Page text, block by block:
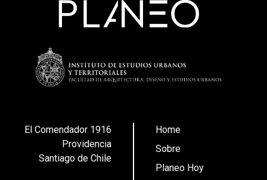
El Comendador 1916
Providencia
Santiago de Chile
Home
Sobre
Planeo Hoy